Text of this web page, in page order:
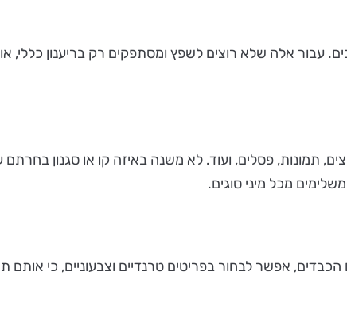
אלה שלא רוצים לשפץ ומסתפקים רק בריענון כללי,
תמונות, פסלים, ועוד. לא משנה באיזה קו או סגנון
מכל מיני סוגים.
אפשר לבחור בפריטים טרנדיים וצבעוניים, כי